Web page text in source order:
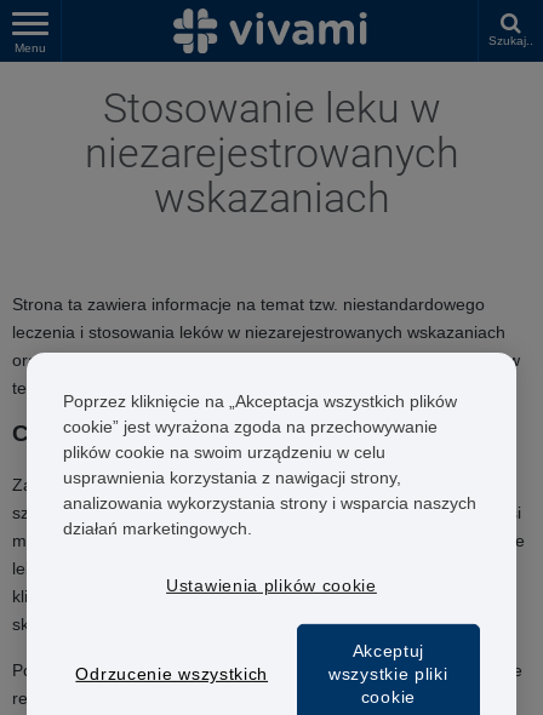
Menu
Szukaj..
Stosowanie leku w
niezarejestrowanych
wskazaniach
Strona ta zawiera informacje na temat tzw. niestandardowego
leczenia i stosowania leków w niezarejestrowanych wskazaniach
oraz wyjaśnia kiedy lekarz może zdecydować o przepisaniu leku w
ten sposób.
Co oznacza, że lek jest zarejestrowany?
Zanim lek zostanie dopuszczony do obrotu musi przejść przez
szereg testów, aby mieć pewność, że jest on bezpieczny. Lek musi
między innymi przejść badania kliniczne, które monitorują działanie
leku w leczeniu jednego lub więcej schorzenia. W badaniach
klinicznych branych jest pod uwagę wiele czynników, takich jak
skuteczność leku lub ilość skutków ubocznych, które powoduje.
Pod koniec całego procesu testowania, jeśli lek przynosi pożądane
rezultaty Europejska Agencja Leków (EMA) lub Urząd Rejestracji
Poprzez kliknięcie na „Akceptacja wszystkich plików
cookie” jest wyrażona zgoda na przechowywanie
plików cookie na swoim urządzeniu w celu
usprawnienia korzystania z nawigacji strony,
analizowania wykorzystania strony i wsparcia naszych
działań marketingowych.
Ustawienia plików cookie
Odrzucenie wszystkich
Akceptuj
wszystkie pliki
cookie